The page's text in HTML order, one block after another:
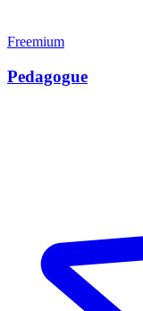
Freemium
Pedagogue